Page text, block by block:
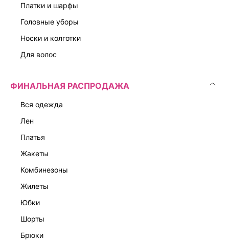
платки и шарфы
головные уборы
носки и колготки
для волос
ФИНАЛЬНАЯ РАСПРОДАЖА
вся одежда
лен
платья
жакеты
комбинезоны
жилеты
юбки
шорты
брюки
БРЮКИ ИЗ ХЛОПКА